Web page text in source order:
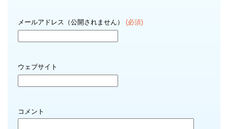
メールアドレス（公開されません） (必須)
ウェブサイト
コメント